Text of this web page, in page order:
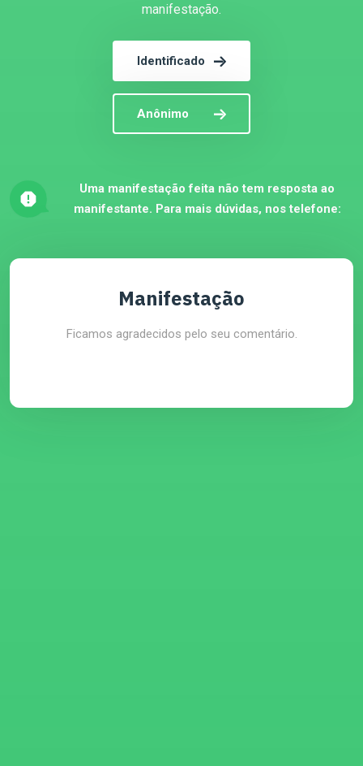
manifestação.
Identificado
Anônimo
Uma manifestação feita não tem resposta ao
manifestante. Para mais dúvidas, nos telefone:
Manifestação
Ficamos agradecidos pelo seu comentário.